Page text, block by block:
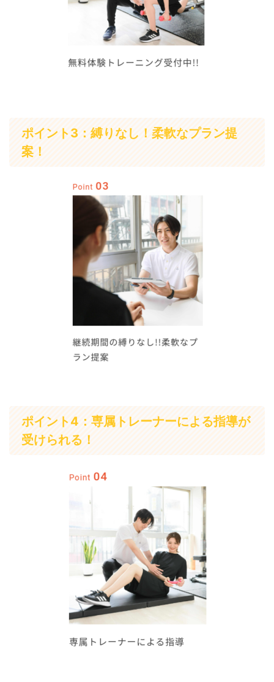
ポイント3：縛りなし！柔軟なプラン提
案！
ポイント4：専属トレーナーによる指導が
受けられる！